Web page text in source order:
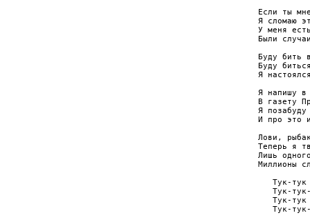
Если ты
Я сломаю
У меня
Были
Буду бить
Буду
Я
Я напишу в
В газету
Я позабуду
И про это
Лови,
Теперь я
Лишь
Миллионы
Тук-тук
Тук-
Тук-тук
Тук-